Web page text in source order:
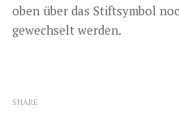
oben über das Stiftsymbol
gewechselt werden.
SHARE